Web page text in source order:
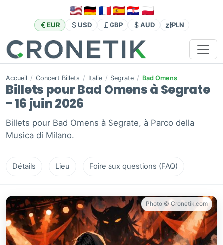
EUR USD GBP AUD złPLN
Accueil / Concert Billets / Italie / Segrate / Bad Omens
Billets pour Bad Omens à Segrate
- 16 juin 2026
Billets pour Bad Omens à Segrate, à Parco della
Musica di Milano.
Détails Lieu Foire aux questions (FAQ)
Photo © Cronetik.com